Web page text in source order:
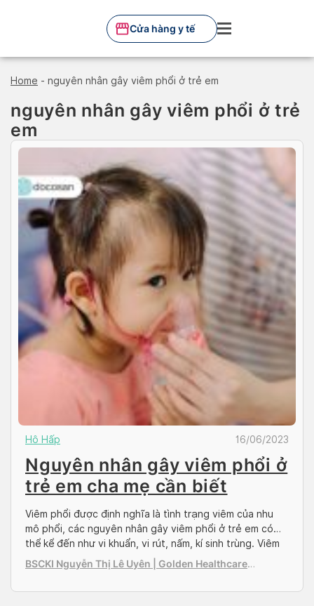
Cửa hàng y tế
Home - nguyên nhân gây viêm phổi ở trẻ em
nguyên nhân gây viêm phổi ở trẻ
em
Hô Hấp 16/06/2023
Nguyên nhân gây viêm phổi ở
trẻ em cha mẹ cần biết
Viêm phổi được định nghĩa là tình trạng viêm của nhu
mô phổi, các nguyên nhân gây viêm phổi ở trẻ em có
thể kể đến như vi khuẩn, vi rút, nấm, kí sinh trùng. Viêm
phổi cộng đồng (CAP) là nguyên nhân gây tử vong hàng
đầu ở trẻ em dưới 5 tuổi. Trong […]
BSCKI Nguyễn Thị Lê Uyên | Golden Healthcare